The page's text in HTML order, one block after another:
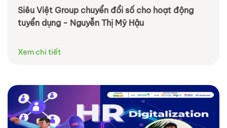
Siêu Việt Group chuyển đổi số cho hoạt động
tuyển dụng - Nguyễn Thị Mỹ Hậu
Xem chi tiết